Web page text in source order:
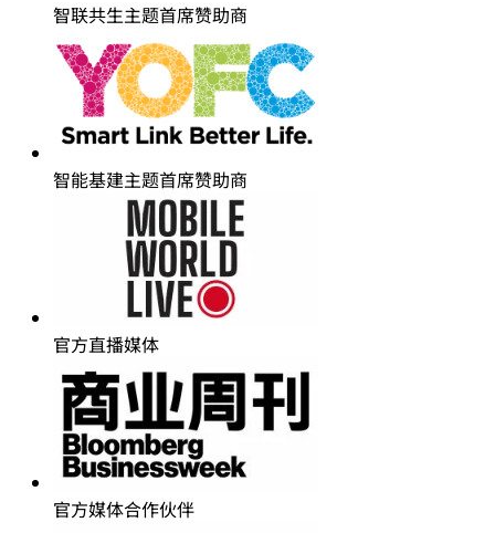
智联共生主题首席赞助商
智能基建主题首席赞助商
官方直播媒体
官方媒体合作伙伴